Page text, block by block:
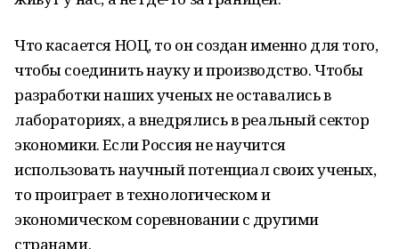
Что касается НОЦ, то он создан именно для того,
чтобы соединить науку и производство. Чтобы
разработки наших ученых не оставались в
лабораториях, а внедрялись в реальный сектор
экономики. Если Россия не научится
использовать научный потенциал своих ученых,
то проиграет в технологическом и
экономическом соревновании с другими
странами.